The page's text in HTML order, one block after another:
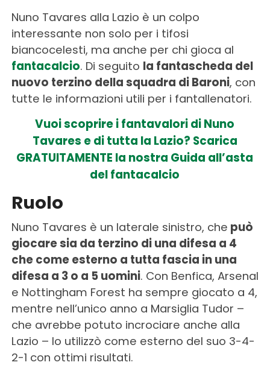
Nuno Tavares alla Lazio è un colpo
interessante non solo per i tifosi
biancocelesti, ma anche per chi gioca al
fantacalcio. Di seguito la fantascheda del
nuovo terzino della squadra di Baroni, con
tutte le informazioni utili per i fantallenatori.
Vuoi scoprire i fantavalori di Nuno
Tavares e di tutta la Lazio? Scarica
GRATUITAMENTE la nostra Guida all’asta
del fantacalcio
Ruolo
Nuno Tavares è un laterale sinistro, che può
giocare sia da terzino di una difesa a 4
che come esterno a tutta fascia in una
difesa a 3 o a 5 uomini. Con Benfica, Arsenal
e Nottingham Forest ha sempre giocato a 4,
mentre nell’unico anno a Marsiglia Tudor –
che avrebbe potuto incrociare anche alla
Lazio – lo utilizzò come esterno del suo 3-4-
2-1 con ottimi risultati.